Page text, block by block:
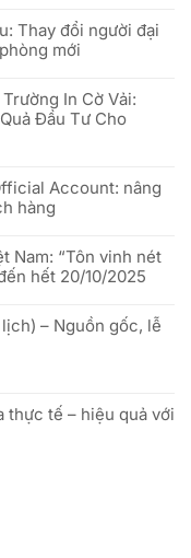
Thay đổi người đại
mới
In Cờ Vải:
Đầu Tư Cho
Account: nâng
hàng
Nam: “Tôn vinh nét
hết 20/10/2025
lịch) – Nguồn gốc, lễ
thực tế – hiệu quả với